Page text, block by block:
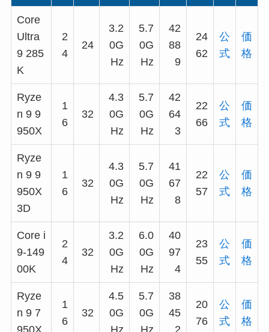
Core
Ultra
9 285
K
2
4
24
3.2
0G
Hz
5.7
0G
Hz
42
88
9
24
62
公
式
価
格
Ryze
n 9 9
950X
1
6
32
4.3
0G
Hz
5.7
0G
Hz
42
64
3
22
66
公
式
価
格
Ryze
n 9 9
950X
3D
1
6
32
4.3
0G
Hz
5.7
0G
Hz
41
67
8
22
57
公
式
価
格
Core i
9-149
00K
2
4
32
3.2
0G
Hz
6.0
0G
Hz
40
97
4
23
55
公
式
価
格
Ryze
n 9 7
1
6
32
4.5
0G
5.7
0G
38
45
20
76
公
式
価
格